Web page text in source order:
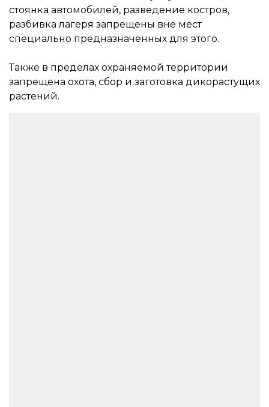
стоянка автомобилей, разведение костров,
разбивка лагеря запрещены вне мест
специально предназначенных для этого.
Также в пределах охраняемой территории
запрещена охота, сбор и заготовка дикорастущих
растений.